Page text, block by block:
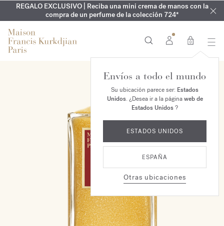
EXCLUSIVO | Descubra la nueva fragancia OUD velvet mood
en su pedido*
REGALO EXCLUSIVO | Reciba una mini crema de manos con la
compra de un perfume de la colección 724*
GRABADO GRATUITO | En la colección AquaCologne forte
hasta el 16 de agosto
ARMARIO DE VERANO | Descubra su fragancia de verano
0
Envíos a todo el mundo
Su ubicación parece ser: Estados
Unidos. ¿Desea ir a la páginaweb de
Estados Unidos?
ESTADOS UNIDOS
ESPAÑA
Otras ubicaciones